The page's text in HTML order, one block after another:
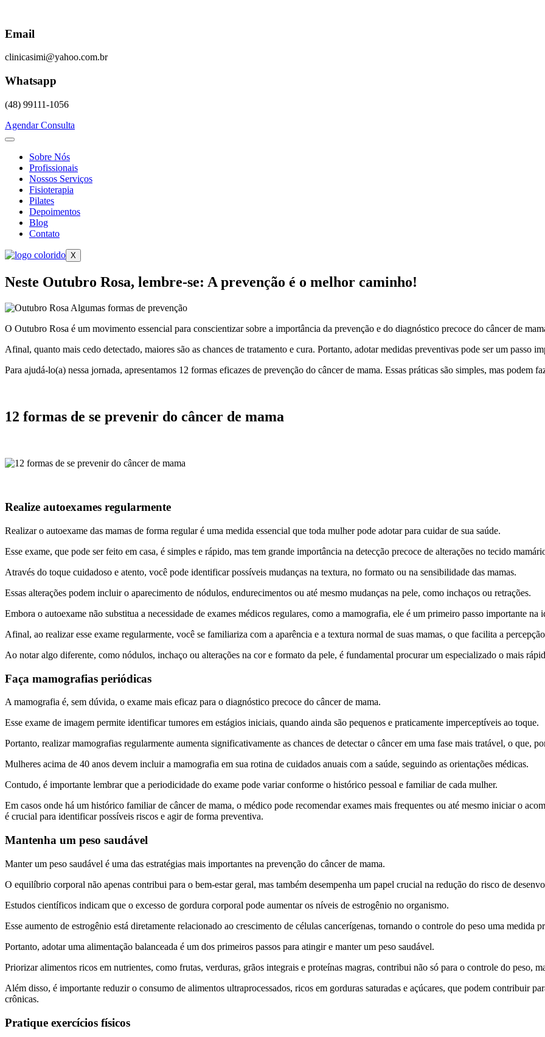
content
Email
clinicasimi@yahoo.com.br
Whatsapp
(48) 99111-1056
Agendar Consulta
Sobre Nós
Profissionais
Nossos Serviços
Fisioterapia
Pilates
Depoimentos
Blog
Contato
X
Neste Outubro Rosa, lembre-se: A prevenção é o melhor caminho!
O Outubro Rosa é um movimento essencial para conscientizar sobre a importância da prevenção e do diagnóstico precoce do câncer de
Afinal, quanto mais cedo detectado, maiores são as chances de tratamento e cura. Portanto, adotar medidas preventivas pode ser um passo
Para ajudá-lo(a) nessa jornada, apresentamos 12 formas eficazes de prevenção do câncer de mama. Essas práticas são simples, mas podem
12 formas de se prevenir do câncer de mama
Realize autoexames regularmente
Realizar o autoexame das mamas de forma regular é uma medida essencial que toda mulher pode adotar para cuidar de sua saúde.
Esse exame, que pode ser feito em casa, é simples e rápido, mas tem grande importância na detecção precoce de alterações no tecido
Através do toque cuidadoso e atento, você pode identificar possíveis mudanças na textura, no formato ou na sensibilidade das mamas.
Essas alterações podem incluir o aparecimento de nódulos, endurecimentos ou até mesmo mudanças na pele, como inchaços ou retrações.
Embora o autoexame não substitua a necessidade de exames médicos regulares, como a mamografia, ele é um primeiro passo importante na
Afinal, ao realizar esse exame regularmente, você se familiariza com a aparência e a textura normal de suas mamas, o que facilita a
Ao notar algo diferente, como nódulos, inchaço ou alterações na cor e formato da pele, é fundamental procurar um especializado o mais
Faça mamografias periódicas
A mamografia é, sem dúvida, o exame mais eficaz para o diagnóstico precoce do câncer de mama.
Esse exame de imagem permite identificar tumores em estágios iniciais, quando ainda são pequenos e praticamente imperceptíveis ao toque.
Portanto, realizar mamografias regularmente aumenta significativamente as chances de detectar o câncer em uma fase mais tratável, o que,
Mulheres acima de 40 anos devem incluir a mamografia em sua rotina de cuidados anuais com a saúde, seguindo as orientações médicas.
Contudo, é importante lembrar que a periodicidade do exame pode variar conforme o histórico pessoal e familiar de cada mulher.
Em casos onde há um histórico familiar de câncer de mama, o médico pode recomendar exames mais frequentes ou até mesmo iniciar o
é crucial para identificar possíveis riscos e agir de forma preventiva.
Mantenha um peso saudável
Manter um peso saudável é uma das estratégias mais importantes na prevenção do câncer de mama.
O equilíbrio corporal não apenas contribui para o bem-estar geral, mas também desempenha um papel crucial na redução do risco de
Estudos científicos indicam que o excesso de gordura corporal pode aumentar os níveis de estrogênio no organismo.
Esse aumento de estrogênio está diretamente relacionado ao crescimento de células cancerígenas, tornando o controle do peso uma medida
Portanto, adotar uma alimentação balanceada é um dos primeiros passos para atingir e manter um peso saudável.
Priorizar alimentos ricos em nutrientes, como frutas, verduras, grãos integrais e proteínas magras, contribui não só para o controle do peso,
Além disso, é importante reduzir o consumo de alimentos ultraprocessados, ricos em gorduras saturadas e açúcares, que podem contribuir
crônicas.
Pratique exercícios físicos